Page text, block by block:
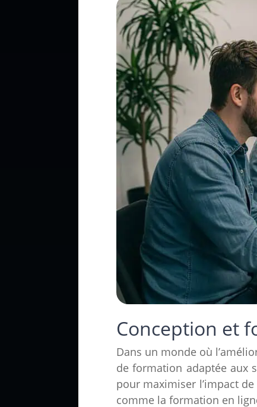
Conception et
Dans un monde où
de formation adaptée aux
pour maximiser l’impact
comme la formation en